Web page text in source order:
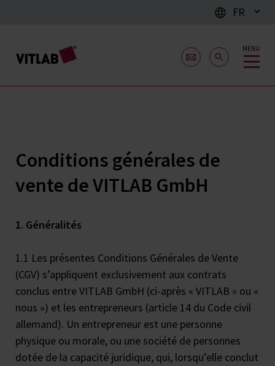
FR
MENU
Conditions générales de
vente de VITLAB GmbH
1. Généralités
1.1 Les présentes Conditions Générales de Vente
(CGV) s’appliquent exclusivement aux contrats
conclus entre VITLAB GmbH (ci-après « VITLAB » ou «
nous ») et les entrepreneurs (article 14 du Code civil
allemand). Un entrepreneur est une personne
physique ou morale, ou une société de personnes
dotée de la capacité juridique, qui, lorsqu’elle conclut